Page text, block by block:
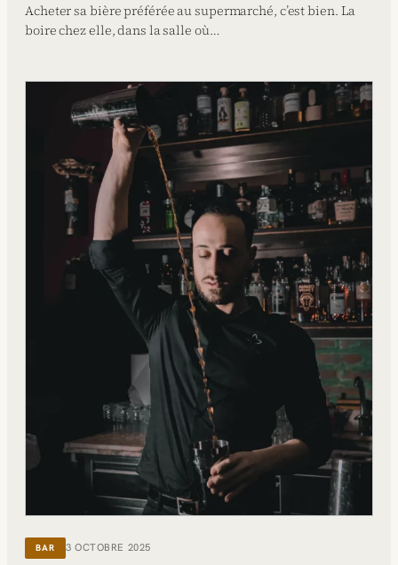
Acheter sa bière préférée au supermarché, c’est bien. La
boire chez elle, dans la salle où…
BAR 3 OCTOBRE 2025